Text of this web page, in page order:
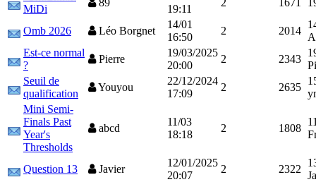
MiDi
19:11
Omb 2026 Léo Borgnet
14/01
16:50
2 2014
Est-ce normal
?
Pierre
19/03/2025
20:00
2 2343
Seuil de
qualification
Youyou
22/12/2024
17:09
2 2635
Mini Semi-
Finals Past
Year's
Thresholds
abcd
11/03
18:18
2 1808
Question 13 Javier
12/01/2025
20:07
2 2322